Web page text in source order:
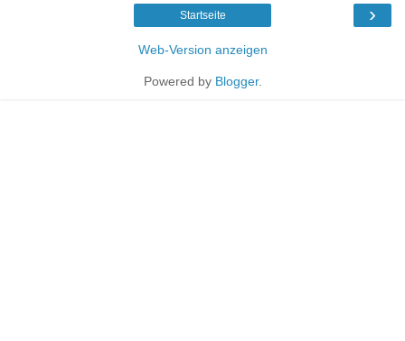
›
Startseite
Web-Version anzeigen
Powered by Blogger.